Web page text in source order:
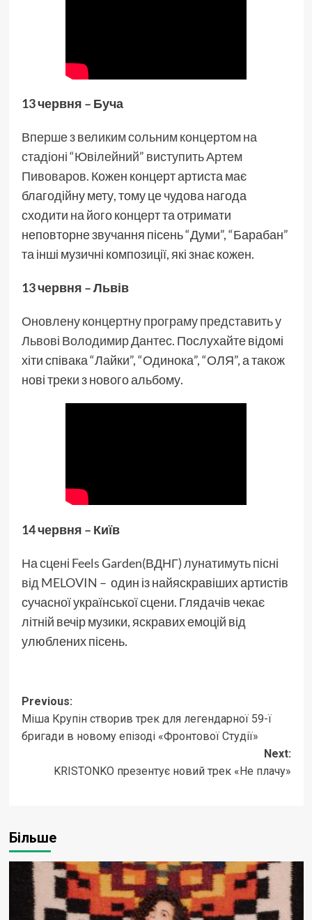
13 червня – Буча
Вперше з великим сольним концертом на
стадіоні “Ювілейний” виступить Артем
Пивоваров. Кожен концерт артиста має
благодійну мету, тому це чудова нагода
сходити на його концерт та отримати
неповторне звучання пісень “Думи”, “Барабан”
та інші музичні композиції, які знає кожен.
13 червня – Львів
Оновлену концертну програму представить у
Львові Володимир Дантес. Послухайте відомі
хіти співака “Лайки”, “Одинока”, “ОЛЯ”, а також
нові треки з нового альбому.
14 червня – Київ
На сцені Feels Garden(ВДНГ) лунатимуть пісні
від MELOVIN – один із найяскравіших артистів
сучасної української сцени. Глядачів чекає
літній вечір музики, яскравих емоцій від
улюблених пісень.
Post
navigation
Previous:
Міша Крупін створив трек для легендарної 59-ї
бригади в новому епізоді «Фронтової Студії»
Next:
KRISTONKO презентує новий трек «Не плачу»
Більше